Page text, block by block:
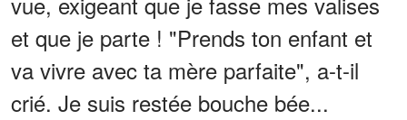
et que je parte ! "Prends ton enfant et
va vivre avec ta mère parfaite", a-t-il
crié. Je suis restée bouche bée...